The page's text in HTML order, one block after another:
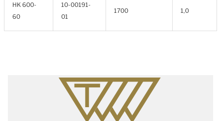
HK 600-
60
10-00191-
01
1700 1,0